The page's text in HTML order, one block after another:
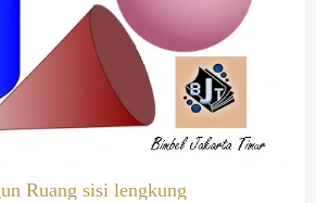
Ruang sisi lengkung